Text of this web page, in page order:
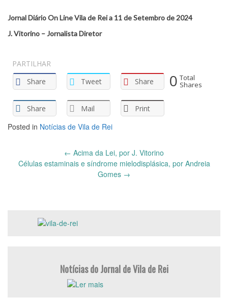
Jornal Diário On Line Vila de Rei a 11 de Setembro de 2024
J. Vitorino – Jornalista Diretor
PARTILHAR
Share
Tweet Share
Share Mail Print
0 Total
Shares
Posted in Notícias de Vila de Rei
navigation
← Acima da Lei, por J. Vitorino
Células estaminais e síndrome mielodisplásica, por Andreia
Gomes →
Notícias do Jornal de Vila de Rei